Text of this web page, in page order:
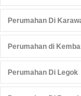
Perumahan Di
Perumahan di
Perumahan Di Legok